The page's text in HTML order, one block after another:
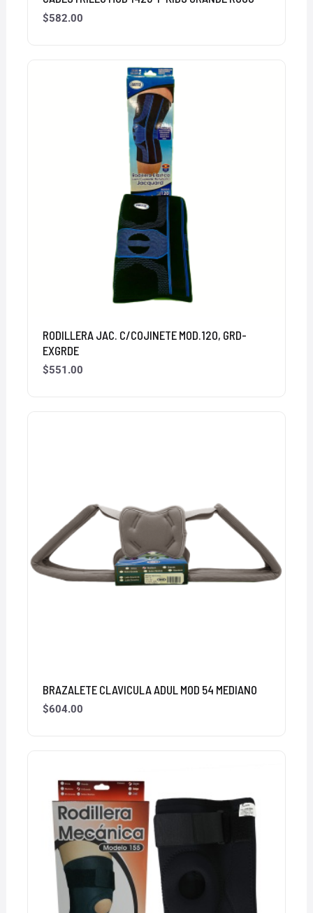
$582.00
RODILLERA JAC. C/COJINETE MOD.120, GRD-
EXGRDE
$551.00
BRAZALETE CLAVICULA ADUL MOD 54 MEDIANO
$604.00